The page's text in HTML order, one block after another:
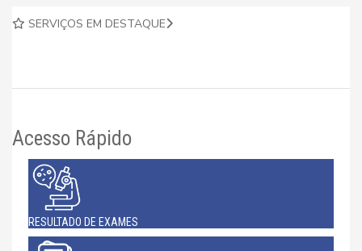
SERVIÇOS EM DESTAQUE
Acesso Rápido
RESULTADO DE EXAMES